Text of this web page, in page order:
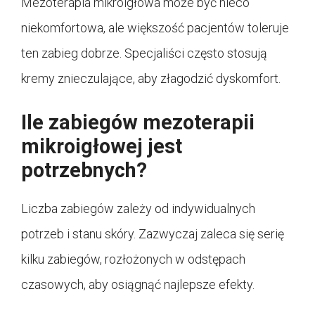
niekomfortowa, ale większość pacjentów toleruje
ten zabieg dobrze. Specjaliści często stosują
kremy znieczulające, aby złagodzić dyskomfort.
Ile zabiegów mezoterapii
mikroigłowej jest
potrzebnych?
Liczba zabiegów zależy od indywidualnych
potrzeb i stanu skóry. Zazwyczaj zaleca się serię
kilku zabiegów, rozłożonych w odstępach
czasowych, aby osiągnąć najlepsze efekty.